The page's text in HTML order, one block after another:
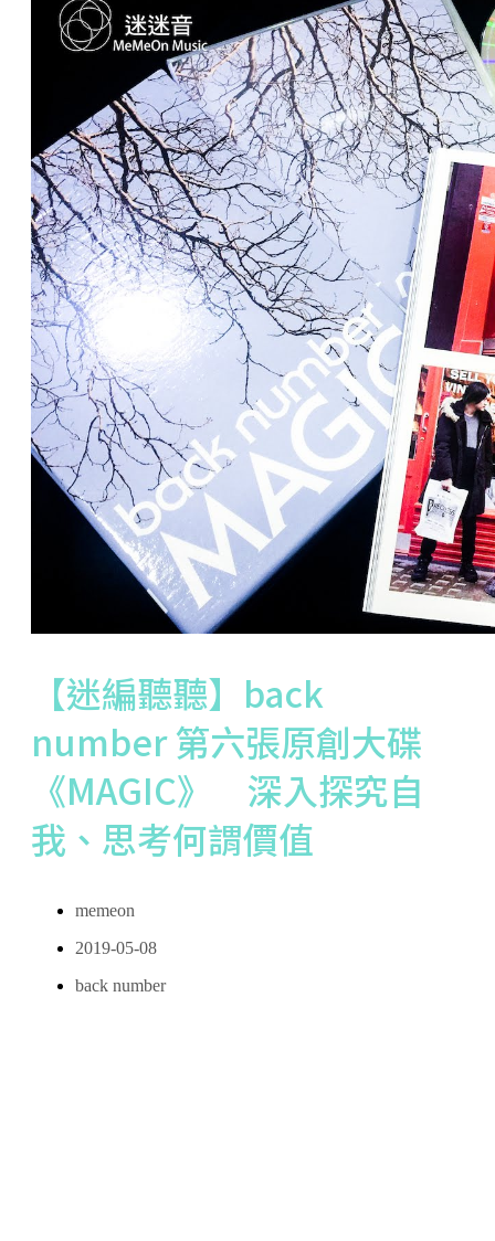
【迷編聽聽】back
number 第六張原創大碟
《MAGIC》 深入探究自
我、思考何謂價值
memeon
2019-05-08
back number